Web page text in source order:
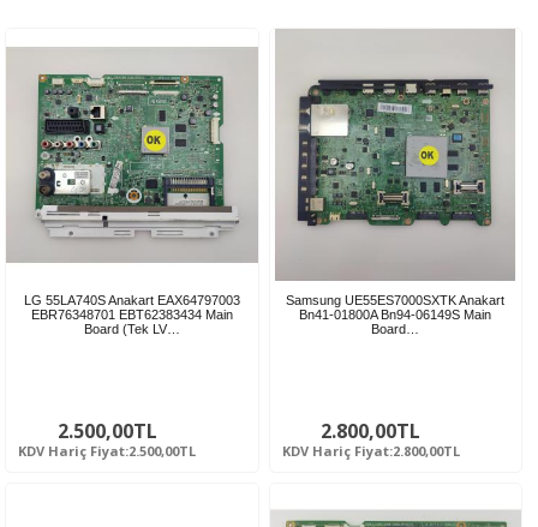
LG 55LA740S Anakart EAX64797003
EBR76348701 EBT62383434 Main
Board (Tek LV…
2.500,00TL
KDV Hariç Fiyat:2.500,00TL
Samsung UE55ES7000SXTK Anakart
Bn41-01800A Bn94-06149S Main
Board…
2.800,00TL
KDV Hariç Fiyat:2.800,00TL